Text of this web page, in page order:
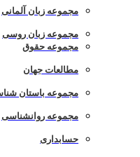
مجموعه زبان آلمانی
مجموعه زبان روسی
مجموعه حقوق
مطالعات جهان
مجموعه باستان
مجموعه روانشناسی
حسابداری